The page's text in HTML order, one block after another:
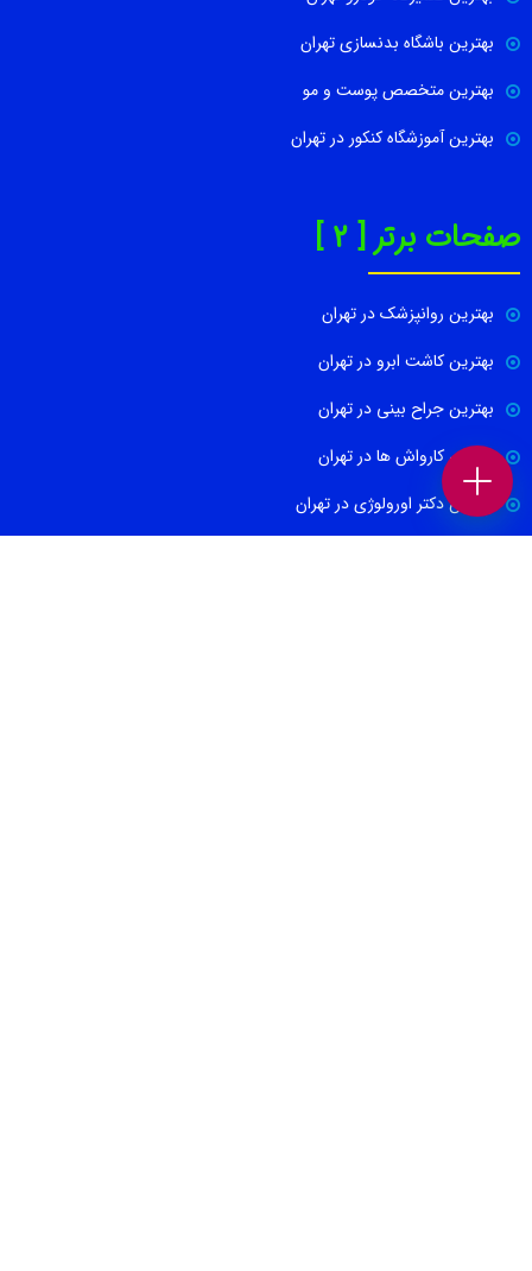
بهترین باشگاه بدنسازی تهران
بهترین متخصص پوست و مو
بهترین آموزشگاه کنکور در تهران
صفحات برتر [ 2 ]
بهترین روانپزشک در تهران
بهترین کاشت ابرو در تهران
بهترین جراح بینی در تهران
بهترین کارواش ها در تهران
بهترین دکتر اورولوژی در تهران